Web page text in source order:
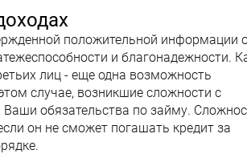
положительной информации
и благонадежности.
лиц - еще одна возможность
случае, возникшие сложности с
обязательства по займу.
он не сможет погашать кредит за